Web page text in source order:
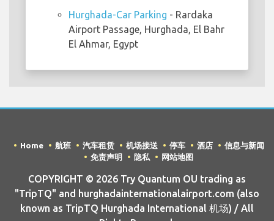
Hurghada-Car Parking - Rardaka
Airport Passage, Hurghada, El Bahr
El Ahmar, Egypt
Home 航班 汽车租赁 机场接送 停车 酒店
信息与新闻
免责声明
隐私 网站地图
COPYRIGHT © 2026 Try Quantum OU trading as
"TripTQ" and hurghadainternationalairport.com (also
known as TripTQ Hurghada International 机场) / All